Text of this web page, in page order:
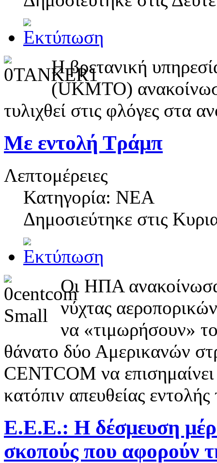
Η βρετανική
(UKMTO)
τυλιχθεί στις φλόγες στα
Με εντολή Τράμπ
Λεπτομέρειες
Κατηγορία: NEA
Δημοσιεύτηκε στις
Οι ΗΠΑ
νύχτας
να «τιμωρήσουν»
θάνατο δύο Αμερικανών
CENTCOM να επισημαίνει
κατόπιν απευθείας
Ε.Ε.Ε.: Η δέσμευση
σκοπούς που αφορούν